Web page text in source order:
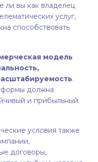
ли вы как владелец
услуг,
способствовать
модель
.
должна
и прибыльный
условия также
договоры,